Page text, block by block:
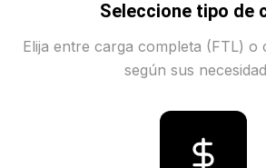
Seleccione tipo de
Elija entre carga completa (FTL) o
según sus